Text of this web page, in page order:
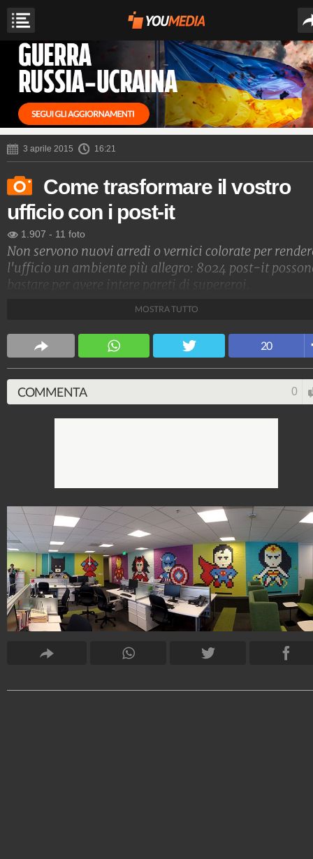
3 aprile 2015 16:21
Come trasformare il vostro
ufficio con i post-it
1.907 - 11 foto
Non servono nuovi arredi o vernici colorate per
l'ufficio un ambiente più allegro: 8024 post-it
bastare per avere intere pareti di supereroi.
MOSTRA TUTTO
20
COMMENTA 0